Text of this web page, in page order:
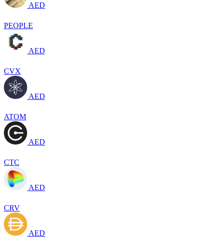
AED
PEOPLE
AED
CVX
AED
ATOM
AED
CTC
AED
CRV
AED